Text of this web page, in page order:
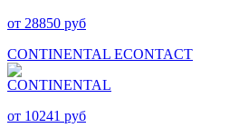
от 28850 руб
CONTINENTAL ECONTACT
от 10241 руб